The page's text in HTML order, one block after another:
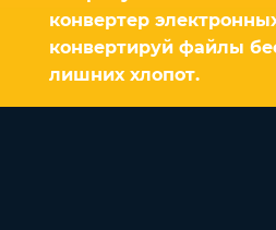
конвертер
конвертируй файлы
лишних хлопот.